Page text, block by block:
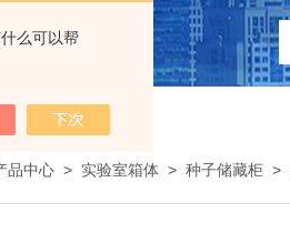
么可以帮
品中心 > 实验室箱体 > 种子储藏柜 >